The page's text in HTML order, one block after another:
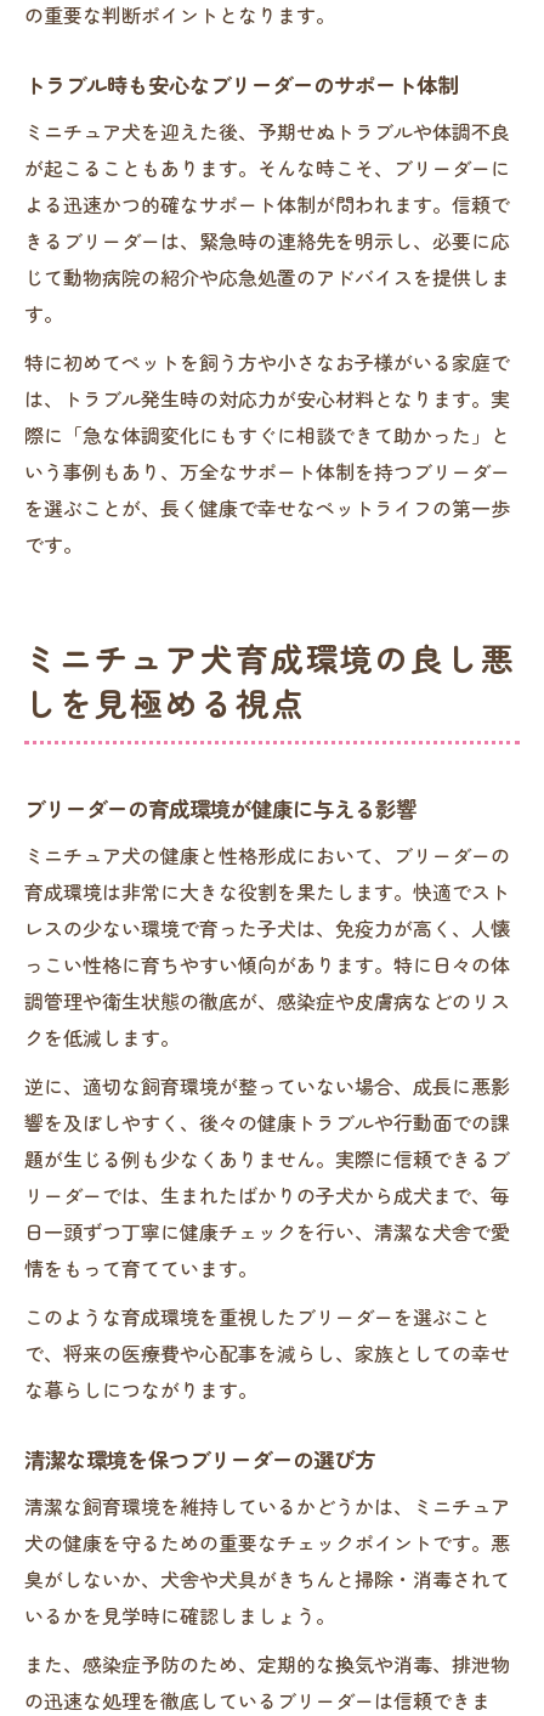
の重要な判断ポイントとなります。
トラブル時も安心なブリーダーのサポート体制
ミニチュア犬を迎えた後、予期せぬトラブルや体調不良
が起こることもあります。そんな時こそ、ブリーダーに
よる迅速かつ的確なサポート体制が問われます。信頼で
きるブリーダーは、緊急時の連絡先を明示し、必要に応
じて動物病院の紹介や応急処置のアドバイスを提供しま
す。
特に初めてペットを飼う方や小さなお子様がいる家庭で
は、トラブル発生時の対応力が安心材料となります。実
際に「急な体調変化にもすぐに相談できて助かった」と
いう事例もあり、万全なサポート体制を持つブリーダー
を選ぶことが、長く健康で幸せなペットライフの第一歩
です。
ミニチュア犬育成環境の良し悪
しを見極める視点
ブリーダーの育成環境が健康に与える影響
ミニチュア犬の健康と性格形成において、ブリーダーの
育成環境は非常に大きな役割を果たします。快適でスト
レスの少ない環境で育った子犬は、免疫力が高く、人懐
っこい性格に育ちやすい傾向があります。特に日々の体
調管理や衛生状態の徹底が、感染症や皮膚病などのリス
クを低減します。
逆に、適切な飼育環境が整っていない場合、成長に悪影
響を及ぼしやすく、後々の健康トラブルや行動面での課
題が生じる例も少なくありません。実際に信頼できるブ
リーダーでは、生まれたばかりの子犬から成犬まで、毎
日一頭ずつ丁寧に健康チェックを行い、清潔な犬舎で愛
情をもって育てています。
このような育成環境を重視したブリーダーを選ぶこと
で、将来の医療費や心配事を減らし、家族としての幸せ
な暮らしにつながります。
清潔な環境を保つブリーダーの選び方
清潔な飼育環境を維持しているかどうかは、ミニチュア
犬の健康を守るための重要なチェックポイントです。悪
臭がしないか、犬舎や犬具がきちんと掃除・消毒されて
いるかを見学時に確認しましょう。
また、感染症予防のため、定期的な換気や消毒、排泄物
の迅速な処理を徹底しているブリーダーは信頼できま